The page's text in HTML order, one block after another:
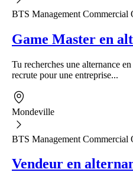
BTS Management Commercial
Game Master en
Tu recherches une alternance
recrute pour une entreprise...
Mondeville
BTS Management Commercial
Vendeur en